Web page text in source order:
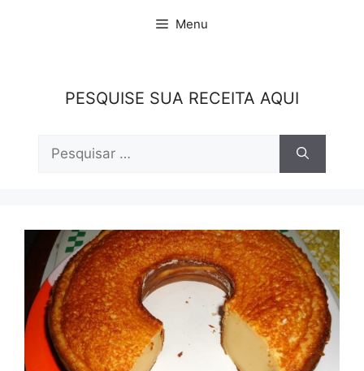
Menu
PESQUISE SUA RECEITA AQUI
por: